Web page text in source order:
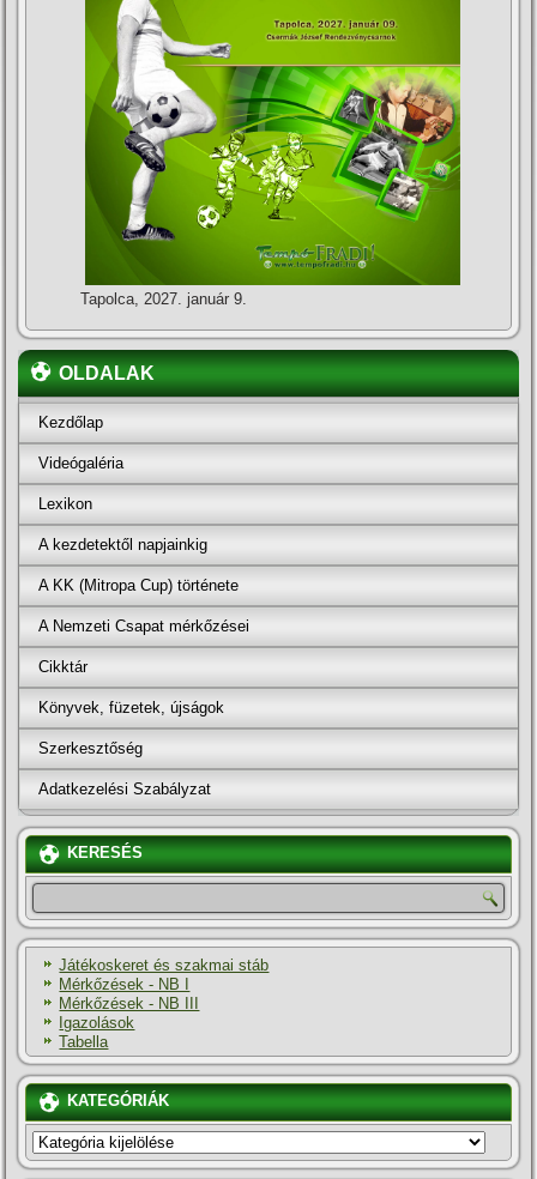
Tapolca, 2027. január 9.
OLDALAK
Kezdőlap
Videógaléria
Lexikon
A kezdetektől napjainkig
A KK (Mitropa Cup) története
A Nemzeti Csapat mérkőzései
Cikktár
Könyvek, füzetek, újságok
Szerkesztőség
Adatkezelési Szabályzat
KERESÉS
Játékoskeret és szakmai stáb
Mérkőzések - NB I
Mérkőzések - NB III
Igazolások
Tabella
KATEGÓRIÁK
KATEGÓRIÁK